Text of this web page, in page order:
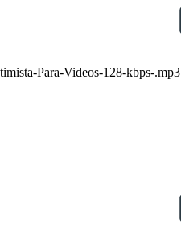
Para-Videos-128-kbps-.mp3